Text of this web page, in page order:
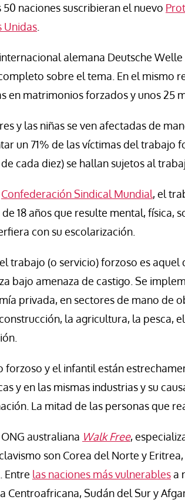
50 naciones suscribieran el nuevo
Unidas
alemana Deutsche
sobre el tema. En el mismo
en matrimonios forzados y unos 25
y las niñas se ven afectadas de
un 71% de las víctimas del trabajo
de cada diez) se hallan sujetos al
Confederación Sindical Mundial, el
18 años que resulte mental,
con su escolarización.
trabajo (o servicio) forzoso es
bajo amenaza de castigo. Se
privada, en sectores de mano de
la agricultura, la pesca,
forzoso y el infantil están
y en las mismas industrias y su
La mitad de las personas que
australiana Walk Free,
son Corea del Norte y
Entre las naciones más vulnerablesa
Centroafricana, Sudán del Sur y